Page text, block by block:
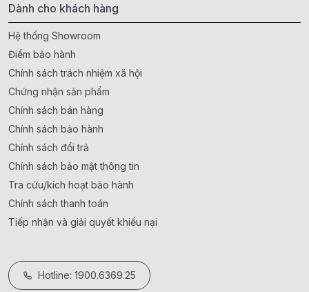
Dành cho khách hàng
Hệ thống Showroom
Điểm bảo hành
Chính sách trách nhiệm xã hội
Chứng nhận sản phẩm
Chính sách bán hàng
Chính sách bảo hành
Chính sách đổi trả
Chính sách bảo mật thông tin
Tra cứu/kích hoạt bảo hành
Chính sách thanh toán
Tiếp nhận và giải quyết khiếu nại
Hotline: 1900.6369.25